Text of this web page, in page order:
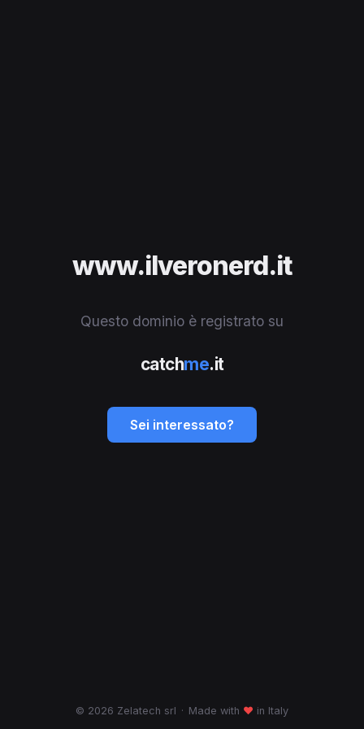
www.ilveronerd.it
Questo dominio è registrato su
catchme.it
Sei interessato?
© 2026 Zelatech srl · Made with ♥ in Italy